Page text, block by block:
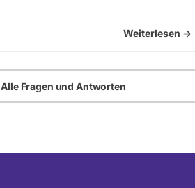
Weiterlesen ->
Alle Fragen und Antworten